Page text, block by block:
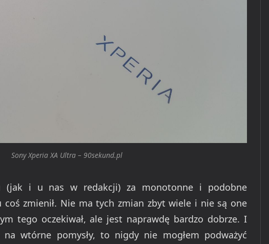
Sony Xperia XA Ultra – 90sekund.pl
(jak i u nas w redakcji) za monotonne i podobne
zmienił. Nie ma tych zmian zbyt wiele i nie są one
tego oczekiwał, ale jest naprawdę bardzo dobrze. I
na wtórne pomysły, to nigdy nie mogłem podważyć